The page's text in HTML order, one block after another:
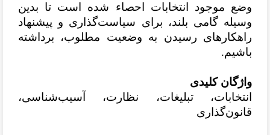
وضع موجود انتخابات احصاء شده است تا بدین
وسیله گامی بلند، برای سیاست‌گذاری و پیشنهاد
راهکارهای رسیدن به وضعیت مطلوب، برداشته
باشیم.
واژگان کلیدی
انتخابات، تبلیغات، نظارت، آسیب‌شناسی،
قانون‌گذاری